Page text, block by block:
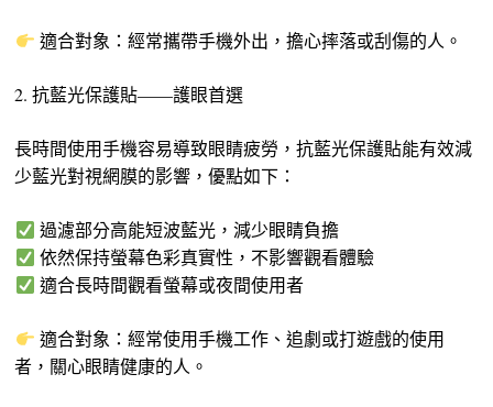
適合對象：經常攜帶手機外出，擔心摔落或刮傷的人。
2. 抗藍光保護貼——護眼首選
長時間使用手機容易導致眼睛疲勞，抗藍光保護貼能有效減
少藍光對視網膜的影響，優點如下：
過濾部分高能短波藍光，減少眼睛負擔
依然保持螢幕色彩真實性，不影響觀看體驗
適合長時間觀看螢幕或夜間使用者
適合對象：經常使用手機工作、追劇或打遊戲的使用
者，關心眼睛健康的人。